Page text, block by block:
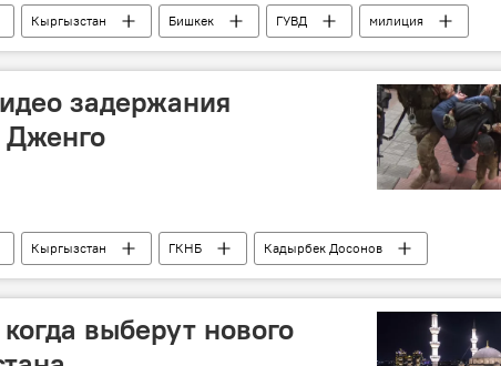
Кыргызстан Бишкек ГУВД
милиция
задержания
Дженго
Кыргызстан ГКНБ
Кадырбек Досонов
криминального авторитета Дженго
выберут нового